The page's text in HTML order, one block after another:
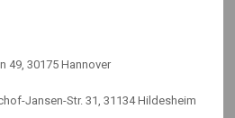
IST GAR NICHT
49, 30175 Hannover
Jansen-Str. 31, 31134 Hildesheim